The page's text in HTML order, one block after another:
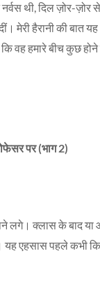
थी, दिल ज़ोर-
मेरी हैरानी की बात
वह हमारे बीच कुछ
पर (भाग 2)
लगे। क्लास के बाद
यह एहसास पहले कभी